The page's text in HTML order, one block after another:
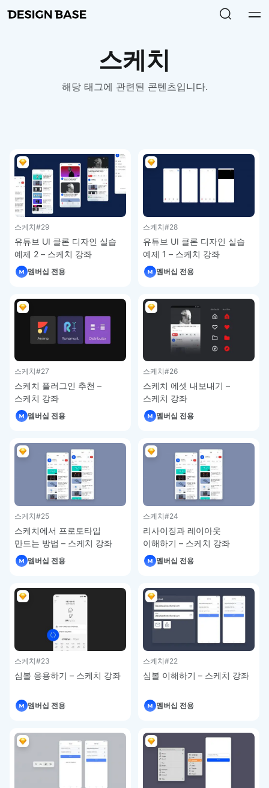
스케치
해당 태그에 관련된 콘텐츠입니다.
스케치#29
유튜브 UI 클론 디자인 실습
예제 2 – 스케치 강좌
멤버십 전용
스케치#28
유튜브 UI 클론 디자인 실습
예제 1 – 스케치 강좌
멤버십 전용
스케치#27
스케치 플러그인 추천 –
스케치 강좌
멤버십 전용
스케치#26
스케치 에셋 내보내기 –
스케치 강좌
멤버십 전용
스케치#25
스케치에서 프로토타입
만드는 방법 – 스케치 강좌
멤버십 전용
스케치#24
리사이징과 레이아웃
이해하기 – 스케치 강좌
멤버십 전용
스케치#23
심볼 응용하기 – 스케치 강좌
멤버십 전용
스케치#22
심볼 이해하기 – 스케치 강좌
멤버십 전용